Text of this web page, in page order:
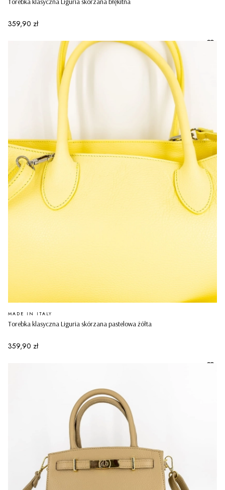
Cena
359,90 zł
Torebka klasyczna Liguria skórzana pastelowa żółta
PRODUCENT
MADE IN ITALY
Cena
359,90 zł